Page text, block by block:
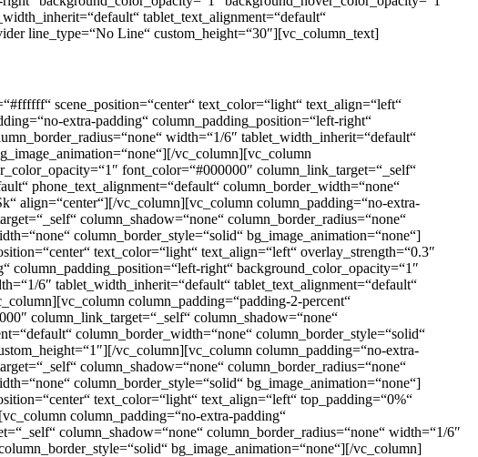
tablet_text_alignment=“default“
line_type=“No Line“ custom_height=“30″][vc_column_text]
scene_position=“center“ text_color=“light“ text_align=“left“
extra-padding“ column_padding_position=“left-right“
width=“1/6″ tablet_width_inherit=“default“
vc_column][vc_column
font_color=“#000000″ column_link_target=“_self“
phone_text_alignment=“default“ column_border_width=“none“
align=“center“][/vc_column][vc_column column_padding=“no-extra-
column_shadow=“none“ column_border_radius=“none“
column_border_style=“solid“ bg_image_animation=“none“]
text_color=“light“ text_align=“left“ overlay_strength=“0.3″
column_padding_position=“left-right“ background_color_opacity=“1″
6″ tablet_width_inherit=“default“ tablet_text_alignment=“default“
column_padding=“padding-2-percent“
column_link_target=“_self“ column_shadow=“none“
column_border_width=“none“ column_border_style=“solid“
vc_column][vc_column column_padding=“no-extra-
column_shadow=“none“ column_border_radius=“none“
column_border_style=“solid“ bg_image_animation=“none“]
text_color=“light“ text_align=“left“ top_padding=“0%“
column_padding=“no-extra-padding“
column_shadow=“none“ column_border_radius=“none“ width=“1/6″
bg_image_animation=“none“][/vc_column]